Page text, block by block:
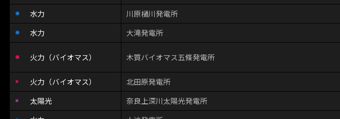
水力
川原樋川発電所
水力
大滝発電所
火力（バイオマス） 木質バイオマス五條発電所
火力（バイオマス） 北田原発電所
太陽光
奈良上深川太陽光発電所